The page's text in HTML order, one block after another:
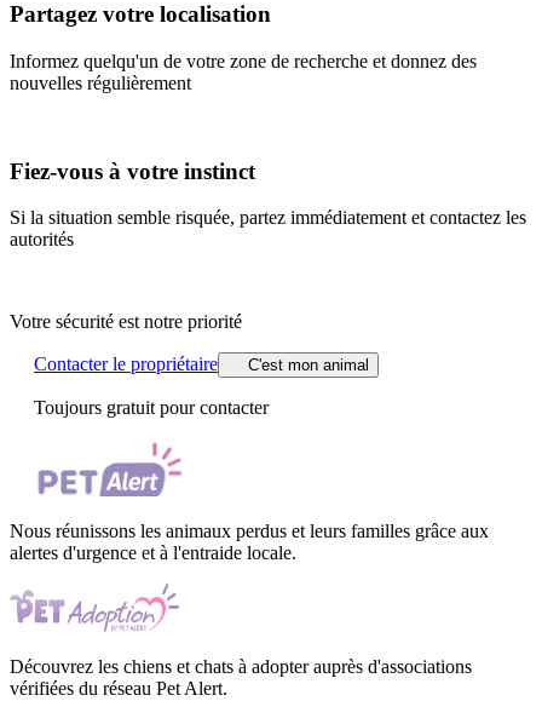
Partagez votre localisation
Informez quelqu'un de votre zone de recherche et donnez des
nouvelles régulièrement
Fiez-vous à votre instinct
Si la situation semble risquée, partez immédiatement et contactez les
autorités
Votre sécurité est notre priorité
Contacter le propriétaire C'est mon animal
Toujours gratuit pour contacter
Nous réunissons les animaux perdus et leurs familles grâce aux
alertes d'urgence et à l'entraide locale.
Découvrez les chiens et chats à adopter auprès d'associations
vérifiées du réseau Pet Alert.